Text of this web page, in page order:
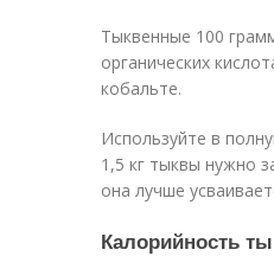
Тыквенные 100
органических
кобальте.
Используйте в
1,5 кг тыквы нужно
она лучше
Калорийность